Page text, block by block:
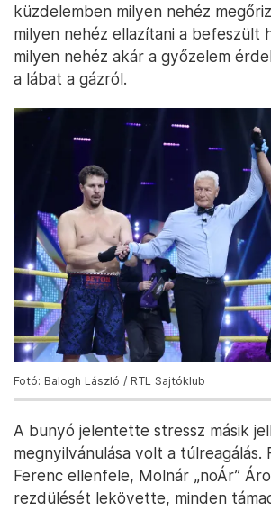
küzdelemben milyen nehéz
milyen nehéz ellazítani a befeszült
milyen nehéz akár a győzelem
a lábat a gázról.
Fotó: Balogh László / RTL Sajtóklub
A bunyó jelentette stressz másik
megnyilvánulása volt a túlreagálás.
Ferenc ellenfele, Molnár „noÁr”
rezdülését lekövette, minden